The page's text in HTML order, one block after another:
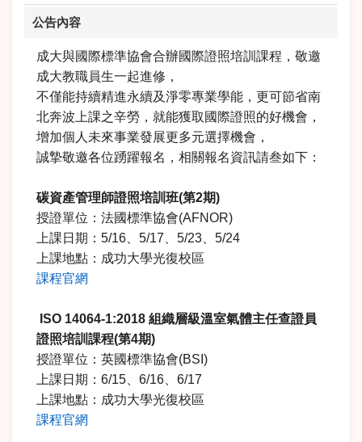
公告內容
成大與國際標準協會合辦國際證照培訓課程，敬邀
成大教職員生一起進修，
不僅能持續精進永續及淨零專業學能，更可節省南
北奔波上課之辛勞，就能獲取國際證照的好機會，
增加個人未來事業發展更多元選擇機會，
誠摯敬邀各位踴躍報名，相關報名資訊請叁如下：
碳資產管理師證照培訓班(第2期)
授證單位：法國標準協會(AFNOR)
上課日期：5/16、5/17、5/23、5/24
上課地點：成功大學光復校區
課程官網
ISO 14064-1:2018 組織層級溫室氣體主任查證員
證照培訓課程(第4期)
授證單位：英國標準協會(BSI)
上課日期：6/15、6/16、6/17
上課地點：成功大學光復校區
課程官網